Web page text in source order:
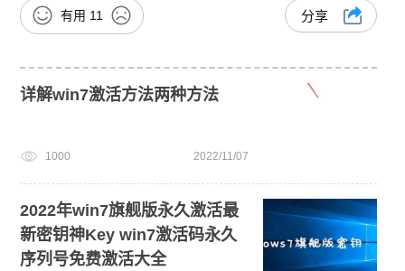
有用 11 分享
详解win7激活方法两种方法
1000 2022/11/07
2022年win7旗舰版永久激活最
新密钥神Key win7激活码永久
序列号免费激活大全